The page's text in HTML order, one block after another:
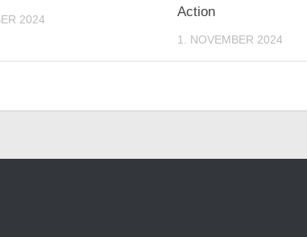
2024
Action
1. NOVEMBER 2024